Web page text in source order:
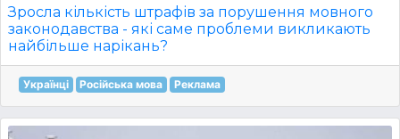
Зросла кількість штрафів за порушення мовного
законодавства - які саме проблеми викликають
найбільше нарікань?
Українці Російська мова Реклама